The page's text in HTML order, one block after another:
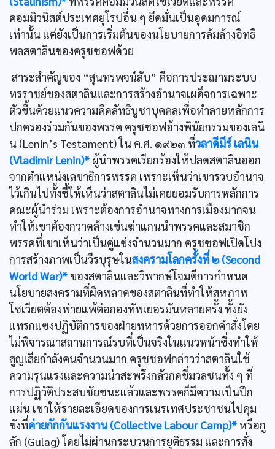
คอมมิวนิสต์ประเทศยุโรปอื่น ๆ ยึดมั่นเป็นอุดมการณ์
เท่านั้น แต่ยังเป็นการเริ่มต้นของนโยบายการล้มล้างอิทธิ
พลสตาลินของครุชชอฟด้วย
สาระสำคัญของ “สุนทรพจน์ลับ” คือการประณามระบบ
ทรราชย์ของสตาลินและการสร้างอำนาจเผด็จการเฉพาะ
ตัวขึ้นด้วยแนวความคิดลัทธิบูชาบุคคลเพื่อทำลายหลักการ
ปกครองร่วมกันของพรรค ครุชชอฟอ้างพินัยกรรมของเลนิ
น (Lenin’s Testament) ใน ค.ศ. ๑๙๒๓ ที่วลาดีมีร์ เลนิน
(Vladimir Lenin)* ผู้นำพรรคเรียกร้องให้ปลดสตาลินออก
จากตำแหน่งเลขาธิการพรรค เพราะเห็นว่าเขารวบอำนาจ
ไว้เกินไปทั้งชี้ให้เห็นว่าสตาลินไม่เคยยอมรับการหลักการ
คณะผู้นำร่วม เพราะต้องการอำนาจทางการเมืองมากจน
ทำให้เขาต้องกวาดล้างเข่นฆ่าแกนนำพรรคและสมาชิก
พรรคที่เขาเห็นว่าเป็นคู่แข่งจำนวนมาก ครุชชอฟเปิดโปง
การสร้างภาพเป็นวีรบุรุษในสงครามโลกครั้งที่ ๒ (Second
World War)* ของสตาลินและวิพากษ์โจมตีการกำหนด
นโยบายสงครามที่ผิดพลาดของสตาลินที่ทำให้สหภาพ
โซเวียตต้องพ่ายแพ้ต่อกองทัพเยอรมันหลายครั้ง ทั้งยัง
แทรกแซงปฏิบัติการของฝ่ายทหารด้วยการออกคำสั่งโดย
ไม่พิจารณาสถานการณ์รบที่เป็นจริงในแนวหน้าซึ่งทำให้
สูญเสียกำลังคนจำนวนมาก ครุชชอฟกล่าวว่าสตาลินใช้
ความรุนแรงและความน่าสะพรึงกลัวกดขี่มวลชนทั้ง ๆ ที่
การปฏิวัติประสบชัยชนะแล้วและพรรคก็มีความเป็นปึก
แผ่น เขาให้รายละเอียดของการเนรเทศประชาชนไปคุม
ขังที่ค่ายกักกันแรงงาน (Collective Labour Camp)* หรือกู
ลัก (Gulag) โดยไม่ผ่านกระบวนการยุติธรรม และการสั่ง